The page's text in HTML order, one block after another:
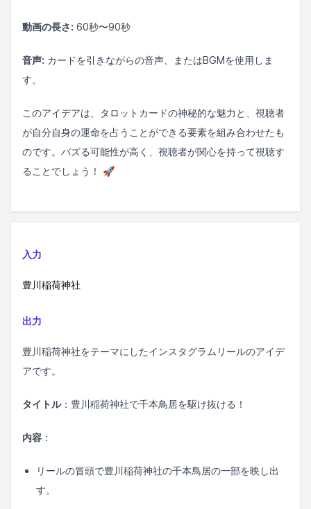
動画の長さ: 60秒〜90秒
音声: カードを引きながらの音声、またはBGMを使用しま
す。
このアイデアは、タロットカードの神秘的な魅力と、視聴者
が自分自身の運命を占うことができる要素を組み合わせたも
のです。バズる可能性が高く、視聴者が関心を持って視聴す
ることでしょう！ 🚀
入力
豊川稲荷神社
出力
豊川稲荷神社をテーマにしたインスタグラムリールのアイデ
アです。
タイトル：豊川稲荷神社で千本鳥居を駆け抜ける！
内容 ：
リールの冒頭で豊川稲荷神社の千本鳥居の一部を映し出
す。